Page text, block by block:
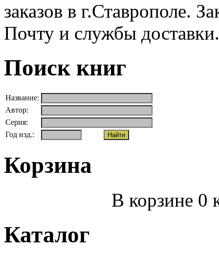
заказов в г.Ставрополе.
Почту и службы доставки.
Поиск книг
Название:
Автор:
Серия:
Год изд.:
Корзина
В корзине 0
Каталог